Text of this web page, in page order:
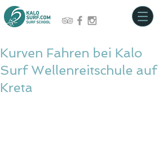
Kurven Fahren bei Kalo
Surf Wellenreitschule auf
Kreta